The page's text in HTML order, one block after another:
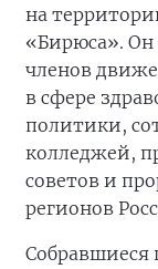
на
«Бирюса». Он
членов
в сфере
политики,
колледжей,
советов и
регионов
Собравшиеся